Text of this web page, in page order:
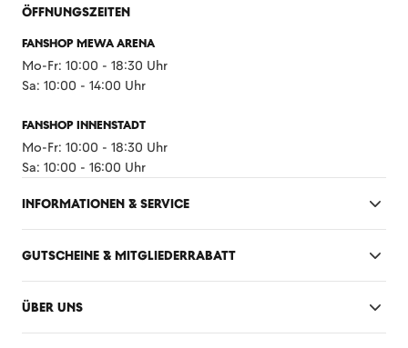
ÖFFNUNGSZEITEN
FANSHOP MEWA ARENA
Mo-Fr: 10:00 - 18:30 Uhr
Sa: 10:00 - 14:00 Uhr
FANSHOP INNENSTADT
Mo-Fr: 10:00 - 18:30 Uhr
Sa: 10:00 - 16:00 Uhr
INFORMATIONEN & SERVICE
GUTSCHEINE & MITGLIEDERRABATT
ÜBER UNS